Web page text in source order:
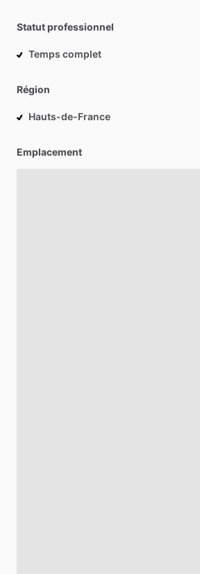
Statut professionnel
Temps complet
Région
Hauts-de-France
Emplacement